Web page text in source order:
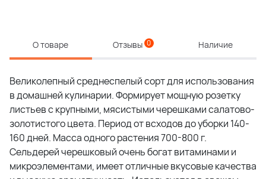
О товаре Отзывы 0 Наличие
Великолепный среднеспелый сорт для использования
в домашней кулинарии. Формирует мощную розетку
листьев с крупными, мясистыми черешками салатово-
золотистого цвета. Период от всходов до уборки 140-
160 дней. Масса одного растения 700-800 г.
Сельдерей черешковый очень богат витаминами и
микроэлементами, имеет отличные вкусовые качества